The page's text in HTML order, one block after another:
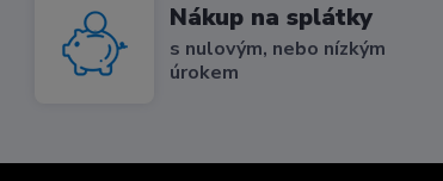
Nákup na splátky
s nulovým, nebo nízkým
úrokem